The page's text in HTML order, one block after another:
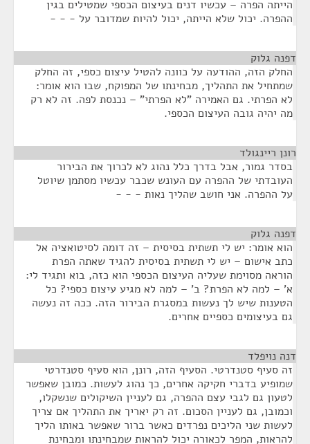
הייתה הפרה – עכשיו דנים בעיצום הכספי שמטילים בגין
ההפרה. יכול שלא הייתה, יכול להיות שמדובר על - - -
דפנה גלוק
החלק הזה, ההודעה על כוונה להטיל עיצום כספי, זה החלק
שמתחיל את התהליך, מבחינתו של המפוקח, שבו הוא אומר:
לא הפרתי. גם האמירה "לא הפרתי" – נכנסת לפה. זה לא רק
מה יהיה גובה העיצום הכספי.
רונן ריינגולד
בסדר גמור, אבל בדרך כלל נהוג לא לכרוך את הבירור
העובדתי של ההפרה עם העונש שכבר עכשיו מסתמן שיוטל
על ההפרה. אני חושב שהליך נאות - - -
דפנה גלוק
הוא אומר: יש לי תשתית בסיסית – זה דומה לסיטואציה אל
כתב אישום – יש לי תשתית בסיסית להגיד שאתה הפרת
הוראה מסוימת שעליה העיצום הכספי הוא כזה, בוא ותגיד לי:
א' – למה לא הפרת? ב' – למה לא מגיע עיצום כספי? כל
הטענות שיש לך נעשות במסגרת הבירור הזה. ככה זה נעשה
גם בעיצומים כספיים אחרים.
דנה נויפלד
זה סעיף סטנדרטי. הסעיף הזה, רונן, הוא סעיף סטנדרטי
שמופיע בדברי חקיקה אחרים, כך נהוג לעשות. כמובן שאפשר
לטעון גם לגבי עצם ההפרה, גם לעניין השיקולים שנשקלו,
וכמובן, גם לעניין הסכום. זה רק יאריך את התהליך אם צריך
לעשות שני הליכים נפרדים כאשר ברור שאפשר באותו הליך
להראות, המפר לכאורה יכול להראות שמבחינתו ומבחינת